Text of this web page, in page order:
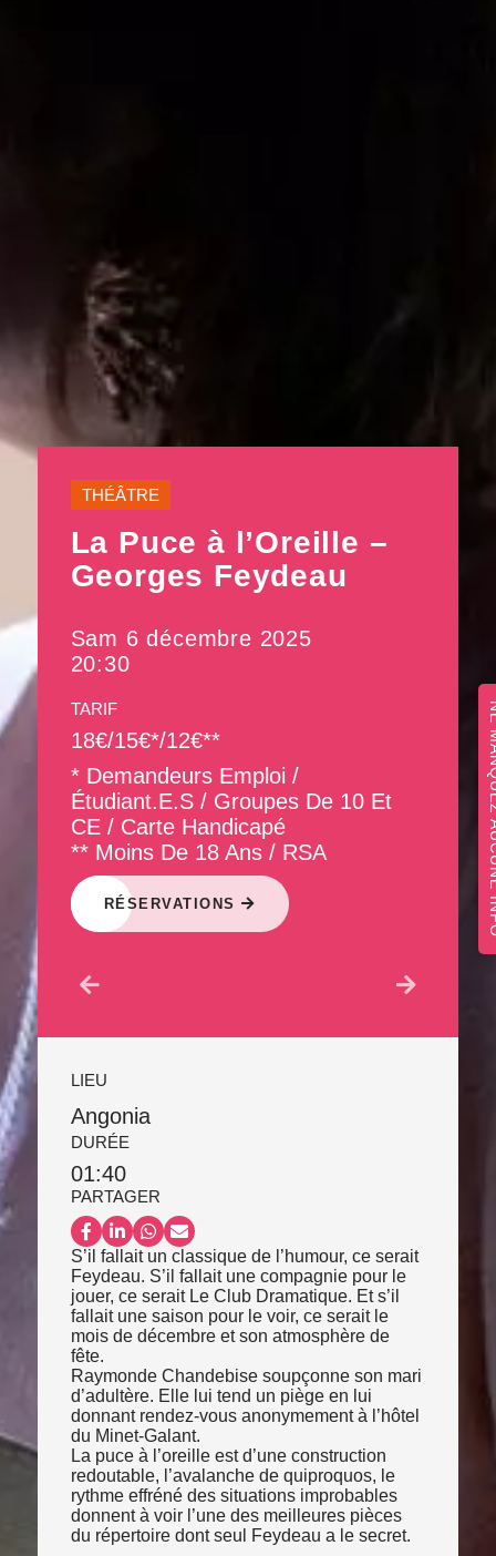
NE
THÉÂTRE
La Puce à l’Oreille –
Georges Feydeau
Sam 6 décembre 2025
20:30
TARIF
18€/15€*/12€**
* Demandeurs Emploi /
Étudiant.e.s / Groupes De 10 Et
CE / Carte Handicapé
** Moins De 18 Ans / RSA
RÉSERVATIONS
LIEU
Angonia
DURÉE
01:40
PARTAGER
Partager sur Facebook
Partager sur LinkedIn
Partager sur WhatsApp
Partager par email
S’il fallait un classique de l’humour, ce serait
Feydeau. S’il fallait une compagnie pour le
jouer, ce serait Le Club Dramatique. Et s’il
fallait une saison pour le voir, ce serait le
mois de décembre et son atmosphère de
fête.
Raymonde Chandebise soupçonne son mari
d’adultère. Elle lui tend un piège en lui
donnant rendez-vous anonymement à l’hôtel
du Minet-Galant.
La puce à l’oreille est d’une construction
redoutable, l’avalanche de quiproquos, le
rythme effréné des situations improbables
donnent à voir l’une des meilleures pièces
du répertoire dont seul Feydeau a le secret.